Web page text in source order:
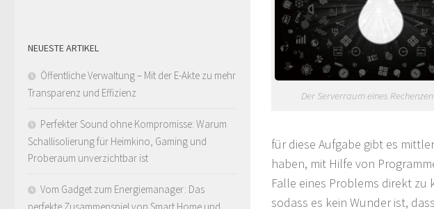
Der Serverraum eines
für diese Aufgabe gibt es
haben, mit Hilfe von
Falle eines Problems direkt zu
sodass es kein Wunder ist,
NEUESTE ARTIKEL
Öffentliche Verwaltung – Mit der E-Akte zu mehr
Transparenz und Effizienz
Perfekter Sound ohne Kompromisse: Warum
Schallisolierung für Heimkino, Gaming und
Proberaum unverzichtbar ist
Vom Gadget zum Energiemanager: Das